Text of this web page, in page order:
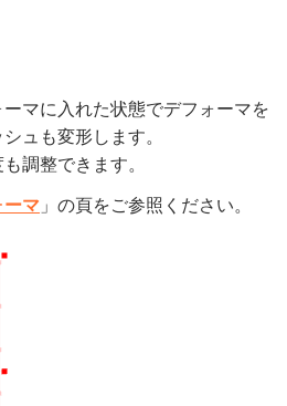
マに入れた状態でデフォーマを
ュも変形します。
調整できます。
ーマ 」の頁をご参照ください。